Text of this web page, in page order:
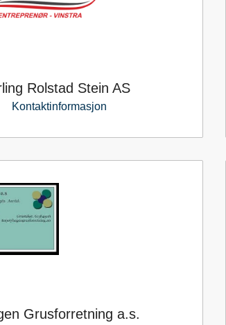
Rolstad Stein AS
Kontaktinformasjon
Grusforretning a.s.